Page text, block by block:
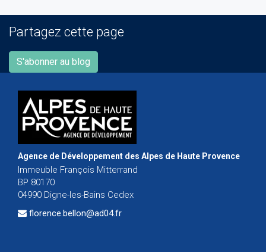
Partagez cette page
S'abonner au blog
Agence de Développement des Alpes de Haute Provence
Immeuble François Mitterrand
BP 80170
04990 Digne-les-Bains Cedex
florence.bellon@ad04.fr